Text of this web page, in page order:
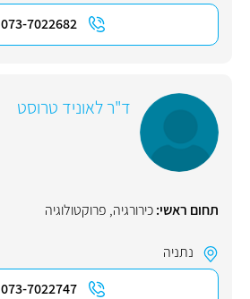
073-7022682
ד"ר לאוניד טרוסט
תחום ראשי:כירורגיה, פרוקטולוגיה
נתניה
073-7022747